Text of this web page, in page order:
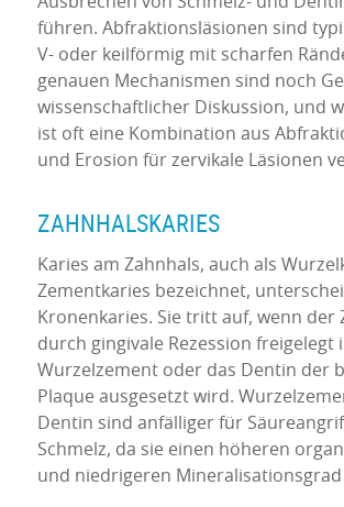
führen. Abfraktionsläsionen sind
V- oder keilförmig mit scharfen
genauen Mechanismen sind noch
wissenschaftlicher Diskussion, und
ist oft eine Kombination aus
und Erosion für zervikale Läsionen
ZAHNHALSKARIES
Karies am Zahnhals, auch als
Zementkaries bezeichnet,
Kronenkaries. Sie tritt auf, wenn der
durch gingivale Rezession freigelegt
Wurzelzement oder das Dentin der
Plaque ausgesetzt wird.
Dentin sind anfälliger für
Schmelz, da sie einen höheren
und niedrigeren Mineralisationsgrad